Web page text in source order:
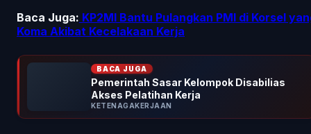
Baca Juga: KP2MI Bantu Pulangkan PMI di Korsel
Koma Akibat Kecelakaan Kerja
BACA JUGA
Pemerintah Sasar Kelompok Disabilias
Akses Pelatihan Kerja
KETENAGAKERJAAN